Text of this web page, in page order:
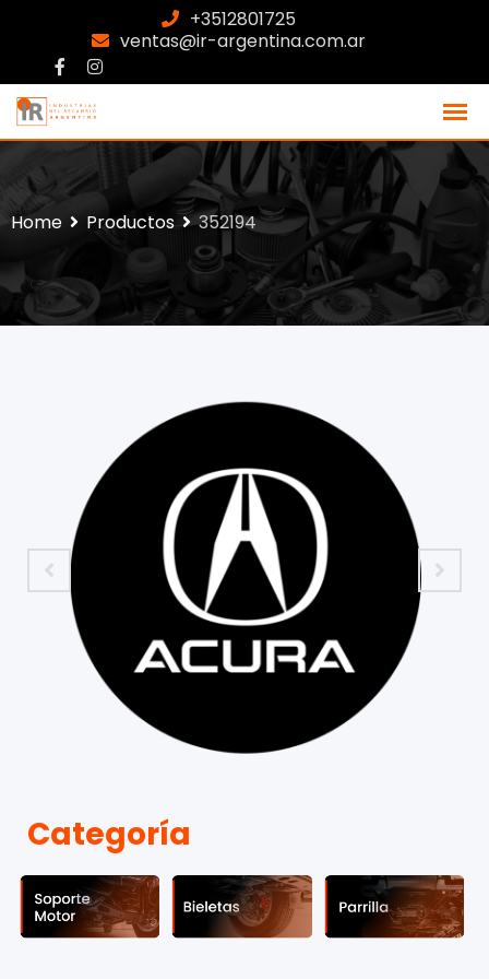
+3512801725
ventas@ir-argentina.com.ar
Home Productos 352194
Categoría